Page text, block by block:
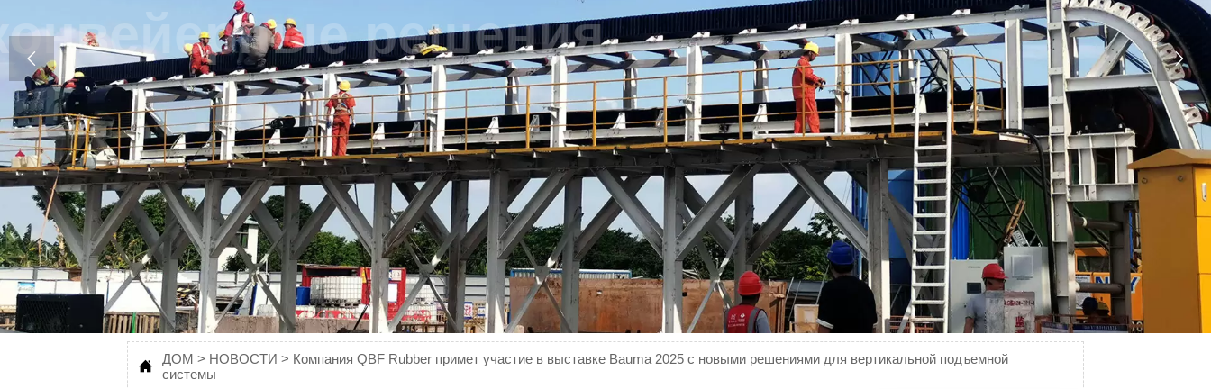
конвейерные решения.
Посмотреть больше
 
 ДОМ > НОВОСТИ > Компания QBF Rubber примет участие в выставке Bauma 2025 с новыми решениями для вертикальной подъемной
системы